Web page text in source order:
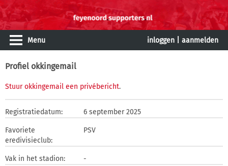
Menu inloggen aanmelden
Profiel okkingemail
Stuur okkingemail een privébericht.
Registratiedatum: 6 september 2025
Favoriete
eredivisieclub:
PSV
Vak in het stadion: -